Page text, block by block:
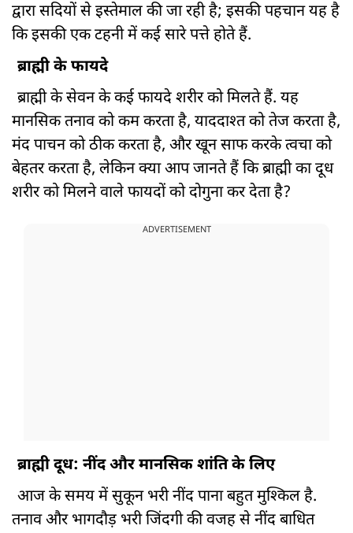
द्वारा सदियों से इस्तेमाल की जा रही है; इसकी पहचान यह है
कि इसकी एक टहनी में कई सारे पत्ते होते हैं.
ब्राह्मी के फायदे
ब्राह्मी के सेवन के कई फायदे शरीर को मिलते हैं. यह
मानसिक तनाव को कम करता है, याददाश्त को तेज करता है,
मंद पाचन को ठीक करता है, और खून साफ करके त्वचा को
बेहतर करता है, लेकिन क्या आप जानते हैं कि ब्राह्मी का दूध
शरीर को मिलने वाले फायदों को दोगुना कर देता है?
ADVERTISEMENT
ब्राह्मी दूध: नींद और मानसिक शांति के लिए
आज के समय में सुकून भरी नींद पाना बहुत मुश्किल है.
तनाव और भागदौड़ भरी जिंदगी की वजह से नींद बाधित